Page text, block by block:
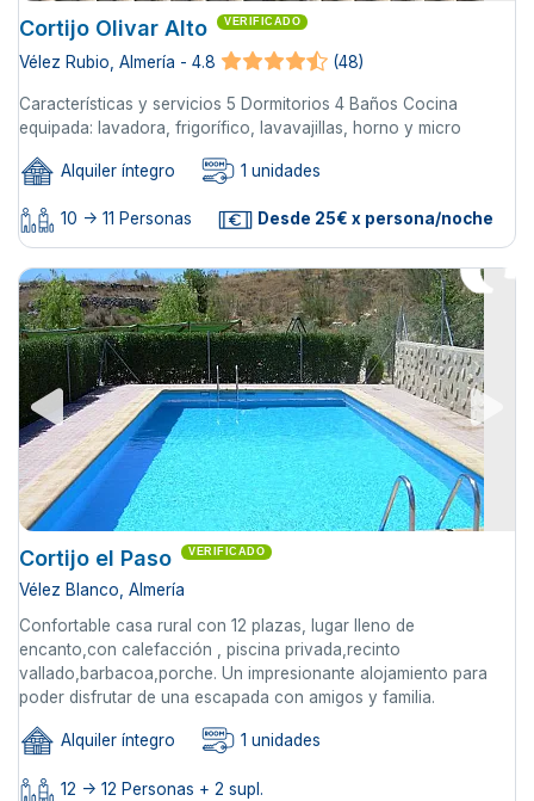
Cortijo Olivar Alto VERIFICADO
Vélez Rubio, Almería - 4.8 (48)
Características y servicios 5 Dormitorios 4 Baños Cocina
equipada: lavadora, frigorífico, lavavajillas, horno y micro
Alquiler íntegro 1 unidades
10 -> 11 Personas Desde 25€ x persona/noche
Cortijo el Paso VERIFICADO
Vélez Blanco, Almería
Confortable casa rural con 12 plazas, lugar lleno de
encanto,con calefacción , piscina privada,recinto
vallado,barbacoa,porche. Un impresionante alojamiento para
poder disfrutar de una escapada con amigos y familia.
Alquiler íntegro 1 unidades
12 -> 12 Personas + 2 supl.